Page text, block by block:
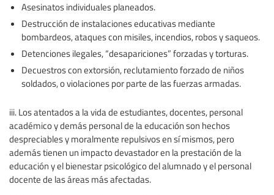
Asesinatos individuales planeados.
Destrucción de instalaciones educativas mediante
bombardeos, ataques con misiles, incendios, robos y saqueos.
Detenciones ilegales, “desapariciones” forzadas y torturas.
Decuestros con extorsión, reclutamiento forzado de niños
soldados, o violaciones por parte de las fuerzas armadas.
iii. Los atentados a la vida de estudiantes, docentes, personal
académico y demás personal de la educación son hechos
despreciables y moralmente repulsivos en sí mismos, pero
además tienen un impacto devastador en la prestación de la
educación y el bienestar psicológico del alumnado y el personal
docente de las áreas más afectadas.